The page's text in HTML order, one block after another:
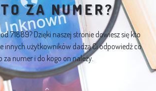
ZA NUMER?
71889? Dzięki naszej stronie dowiesz się kto
innych użytkowników dadzą Ci odpowiedź co
za numer i do kogo on należy.